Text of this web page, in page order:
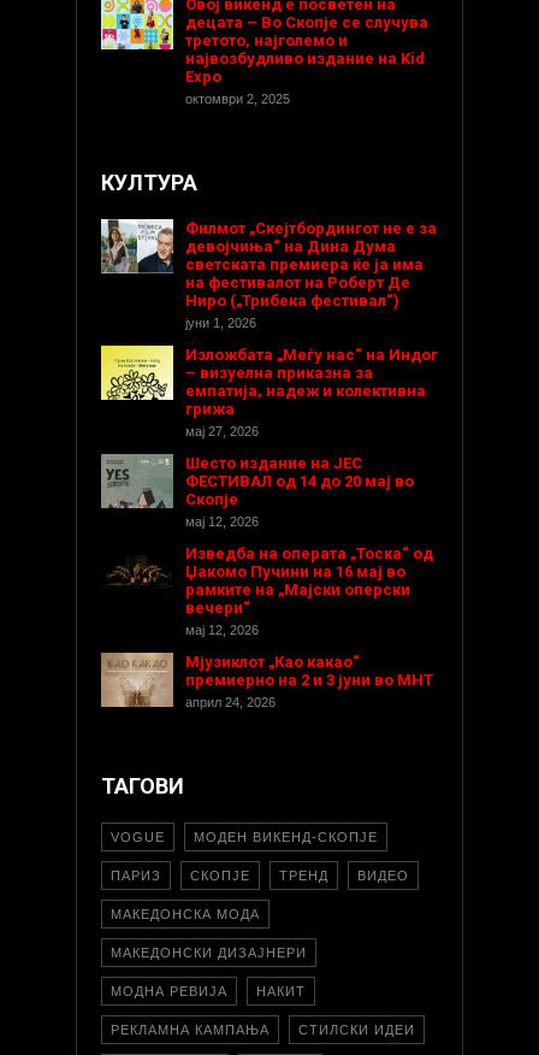
Овој викенд е посветен на
децата – Во Скопје се случува
третото, најголемо и
највозбудливо издание на Kid
Expo
октомври 2, 2025
КУЛТУРА
Филмот „Скејтбордингот не е за
девојчиња“ на Дина Дума
светската премиера ќе ја има
на фестивалот на Роберт Де
Ниро („Трибека фестивал“)
јуни 1, 2026
Изложбата „Меѓу нас“ на Индог
– визуелна приказна за
емпатија, надеж и колективна
грижа
мај 27, 2026
Шесто издание на ЈЕС
ФЕСТИВАЛ од 14 до 20 мај во
Скопје
мај 12, 2026
Изведба на операта „Тоска“ од
Џакомо Пучини на 16 мај во
рамките на „Мајски оперски
вечери“
мај 12, 2026
Мјузиклот „Као какао“
премиерно на 2 и 3 јуни во МНТ
април 24, 2026
ТАГОВИ
VOGUE МОДЕН ВИКЕНД-СКОПЈЕ
ПАРИЗ СКОПЈЕ ТРЕНД ВИДЕО
МАКЕДОНСКА МОДА
МАКЕДОНСКИ ДИЗАЈНЕРИ
МОДНА РЕВИЈА НАКИТ
РЕКЛАМНА КАМПАЊА СТИЛСКИ ИДЕИ